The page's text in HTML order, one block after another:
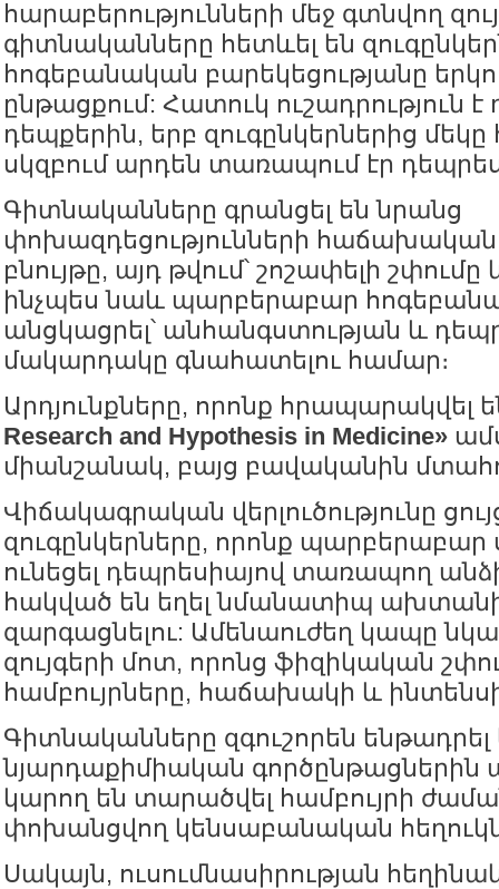
հարաբերությունների մեջ գտնվող
գիտնականները հետևել են
հոգեբանական բարեկեցությանը
ընթացքում: Հատուկ ուշադրություն է
դեպքերին, երբ զուգընկերներից
սկզբում արդեն տառապում էր
Գիտնականները գրանցել են նրանց
փոխազդեցությունների
բնույթը, այդ թվում՝ շոշափելի շփումը
ինչպես նաև պարբերաբար
անցկացրել՝ անհանգստության և
մակարդակը գնահատելու համար։
Արդյունքները, որոնք հրապարակվել
Research and Hypothesis in Medicine»
միանշանակ, բայց բավականին
Վիճակագրական վերլուծությունը
զուգընկերները, որոնք պարբերաբար
ունեցել դեպրեսիայով տառապող
հակված են եղել նմանատիպ
զարգացնելու: Ամենաուժեղ կապը
զույգերի մոտ, որոնց ֆիզիկական
համբույրները, հաճախակի և
Գիտնականները զգուշորեն ենթադրել
նյարդաքիմիական գործընթացներին
կարող են տարածվել համբույրի
փոխանցվող կենսաբանական
Սակայն, ուսումնասիրության